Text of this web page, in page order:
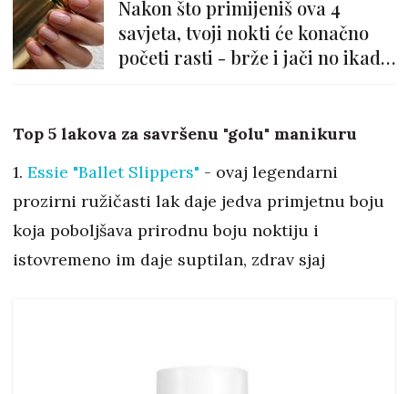
Nakon što primijeniš ova 4
savjeta, tvoji nokti će konačno
početi rasti - brže i jači no ikad
Top 5 lakova za savršenu "golu" manikuru
1. Essie "Ballet Slippers" - ovaj legendarni
prozirni ružičasti lak daje jedva primjetnu boju
koja poboljšava prirodnu boju noktiju i
istovremeno im daje suptilan, zdrav sjaj